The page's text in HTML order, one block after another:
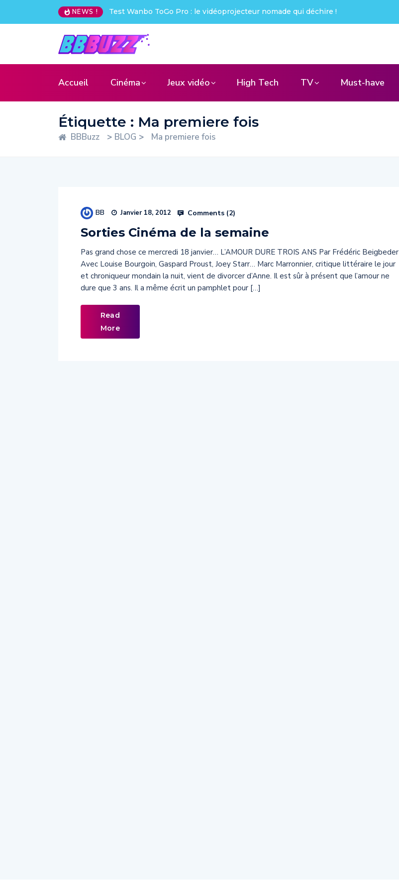
NEWS ! Test Wanbo ToGo Pro : le vidéoprojecteur nomade qui déchire !
Accueil Cinéma Jeux vidéo High Tech TV Must-have
Étiquette : Ma premiere fois
BBBuzz > BLOG > Ma premiere fois
BB Janvier 18, 2012 Comments (2)
Sorties Cinéma de la semaine
Pas grand chose ce mercredi 18 janvier… L’AMOUR DURE TROIS ANS Par Frédéric Beigbeder
Avec Louise Bourgoin, Gaspard Proust, Joey Starr… Marc Marronnier, critique littéraire le jour
et chroniqueur mondain la nuit, vient de divorcer d’Anne. Il est sûr à présent que l’amour ne
dure que 3 ans. Il a même écrit un pamphlet pour […]
Read
More